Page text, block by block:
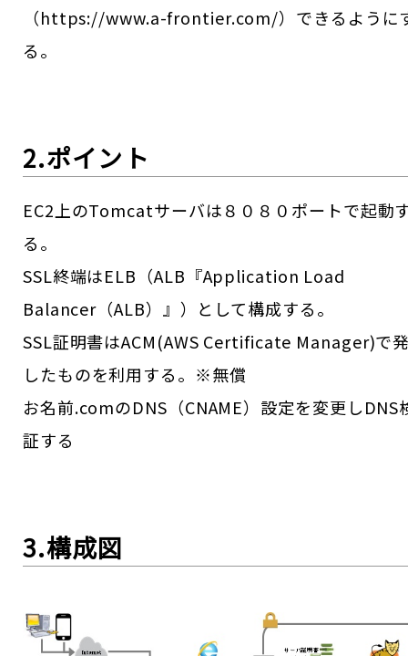
（https://www.a-frontier.com/）できるように
る。
2.ポイント
EC2上のTomcatサーバは８０８０ポートで起動
る。
SSL終端はELB（ALB『Application Load
Balancer（ALB）』）として構成する。
SSL証明書はACM(AWS Certificate Manager)で
したものを利用する。※無償
お名前.comのDNS（CNAME）設定を変更しDNS
証する
3.構成図